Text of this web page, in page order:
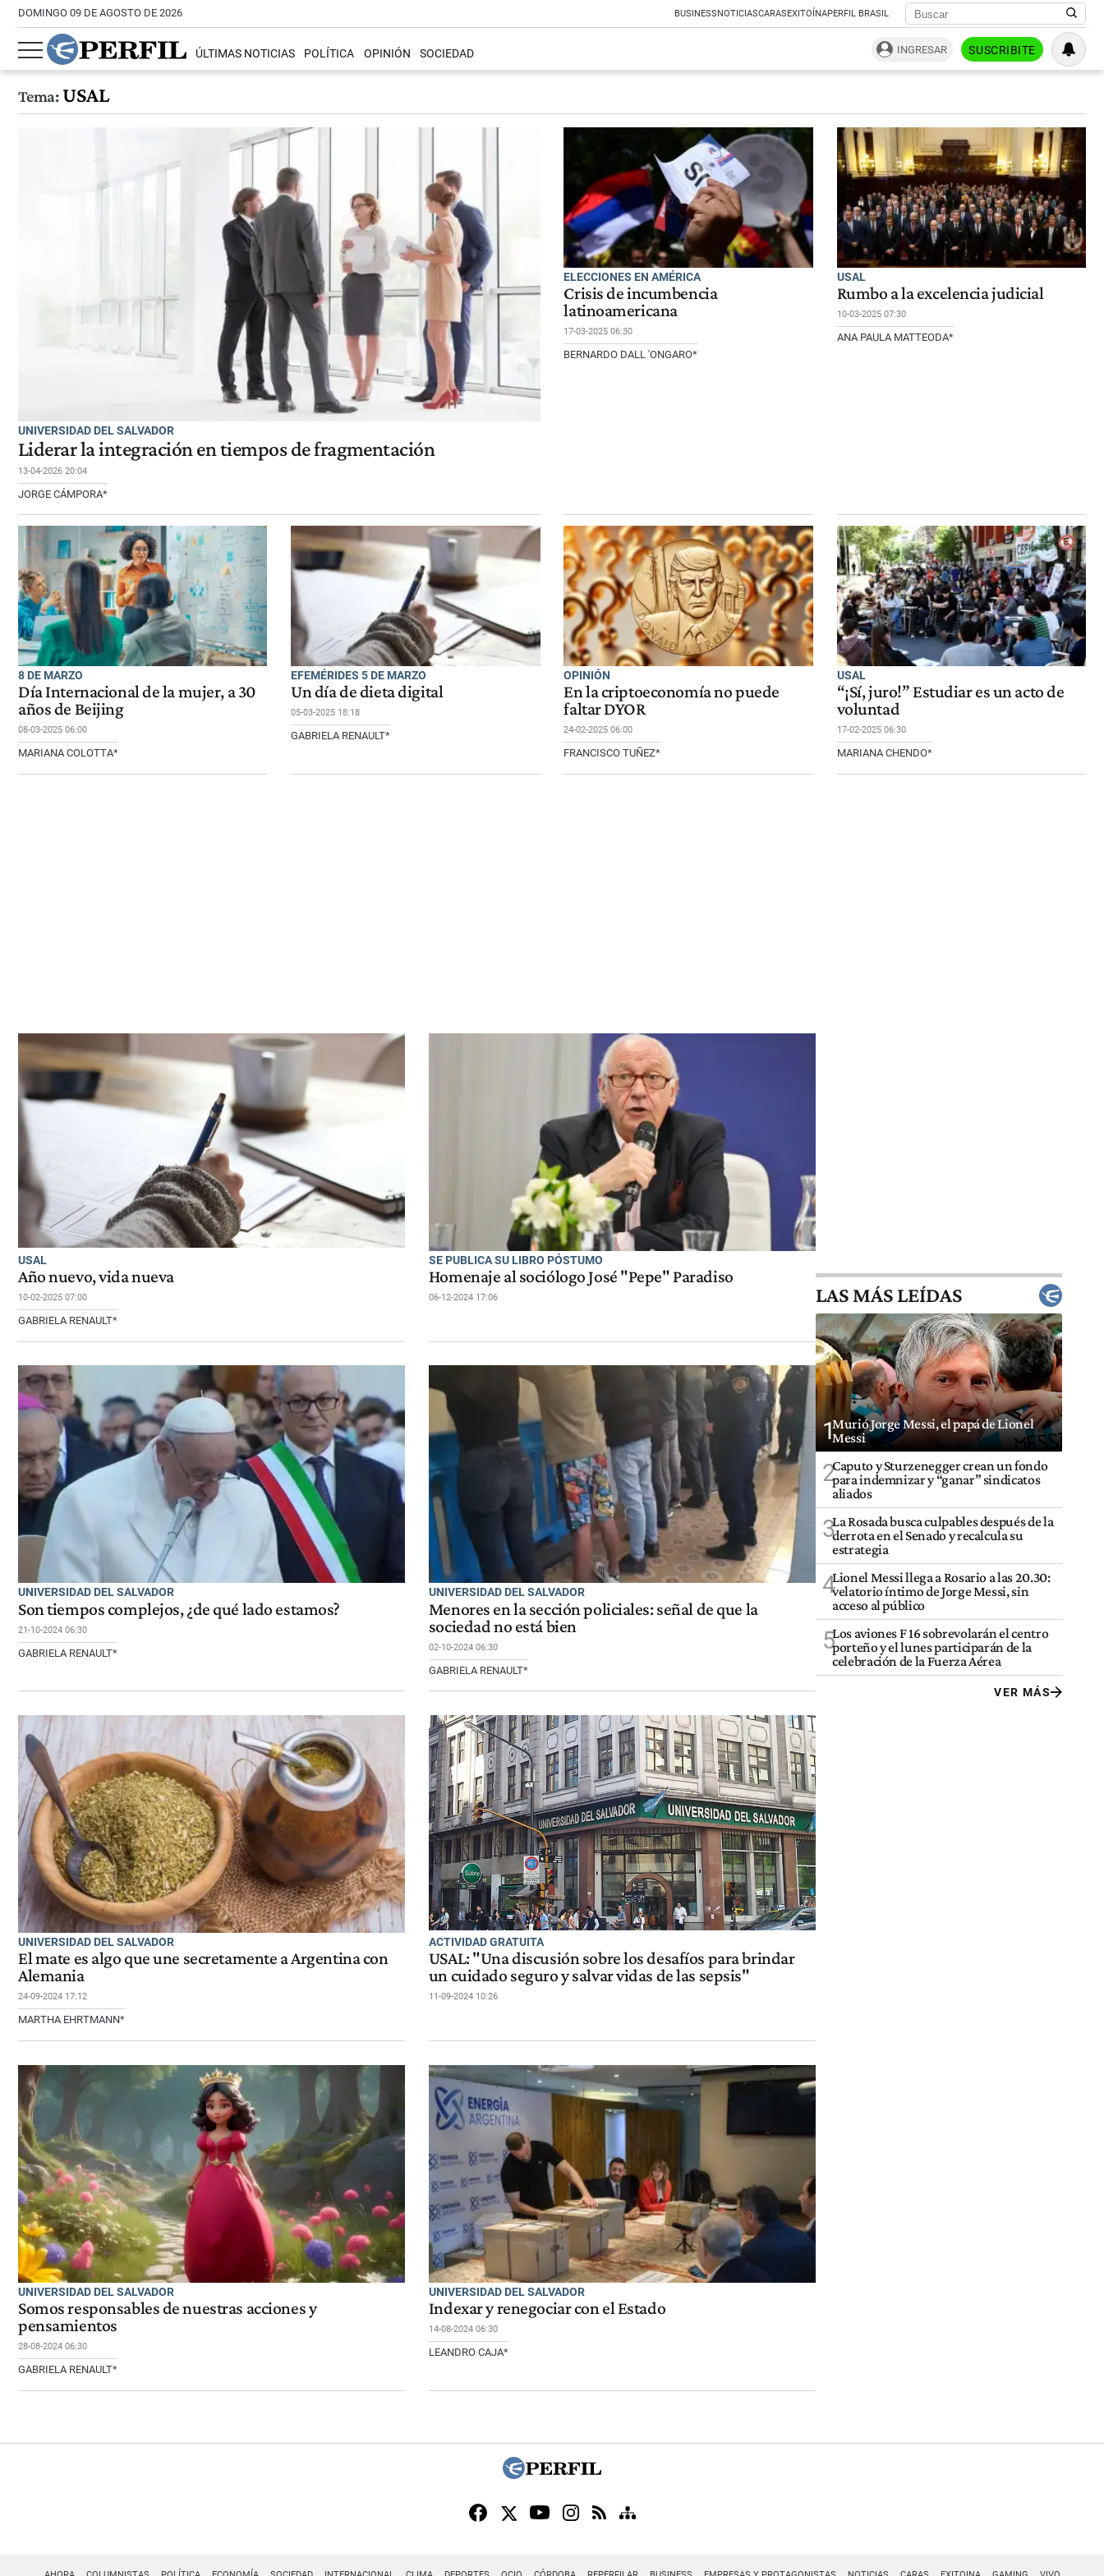
DOMINGO 09 DE AGOSTO DE 2026 BUSINESSNOTICIASCARASEXITOÍNAPERFIL BRASIL
ÚLTIMAS NOTICIAS POLÍTICA OPINIÓN SOCIEDAD INGRESAR SUSCRIBITE
Tema:USAL
UNIVERSIDAD DEL SALVADOR
Liderar la integración en tiempos de fragmentación
13-04-2026 20:04
JORGE CÁMPORA*
ELECCIONES EN AMÉRICA
Crisis de incumbencia
latinoamericana
17-03-2025 06:30
BERNARDO DALL 'ONGARO*
USAL
Rumbo a la excelencia judicial
10-03-2025 07:30
ANA PAULA MATTEODA*
8 DE MARZO
Día Internacional de la mujer, a 30
años de Beijing
08-03-2025 06:00
MARIANA COLOTTA*
EFEMÉRIDES 5 DE MARZO
Un día de dieta digital
05-03-2025 18:18
GABRIELA RENAULT*
OPINIÓN
En la criptoeconomía no puede
faltar DYOR
24-02-2025 06:00
FRANCISCO TUÑEZ*
USAL
“¡Sí, juro!” Estudiar es un acto de
voluntad
17-02-2025 06:30
MARIANA CHENDO*
USAL
Año nuevo, vida nueva
10-02-2025 07:00
GABRIELA RENAULT*
SE PUBLICA SU LIBRO PÓSTUMO
Homenaje al sociólogo José "Pepe" Paradiso
06-12-2024 17:06
UNIVERSIDAD DEL SALVADOR
Son tiempos complejos, ¿de qué lado estamos?
21-10-2024 06:30
GABRIELA RENAULT*
UNIVERSIDAD DEL SALVADOR
Menores en la sección policiales: señal de que la
sociedad no está bien
02-10-2024 06:30
GABRIELA RENAULT*
UNIVERSIDAD DEL SALVADOR
El mate es algo que une secretamente a Argentina con
Alemania
24-09-2024 17:12
MARTHA EHRTMANN*
ACTIVIDAD GRATUITA
USAL: "Una discusión sobre los desafíos para brindar
un cuidado seguro y salvar vidas de las sepsis"
11-09-2024 10:26
UNIVERSIDAD DEL SALVADOR
Somos responsables de nuestras acciones y
pensamientos
28-08-2024 06:30
GABRIELA RENAULT*
UNIVERSIDAD DEL SALVADOR
Indexar y renegociar con el Estado
14-08-2024 06:30
LEANDRO CAJA*
LAS MÁS LEÍDAS
1Murió Jorge Messi, el papá de Lionel
Messi
2Caputo y Sturzenegger crean un fondo
para indemnizar y “ganar” sindicatos
aliados
3La Rosada busca culpables después de la
derrota en el Senado y recalcula su
estrategia
4Lionel Messi llega a Rosario a las 20.30:
velatorio íntimo de Jorge Messi, sin
acceso al público
5Los aviones F 16 sobrevolarán el centro
porteño y el lunes participarán de la
celebración de la Fuerza Aérea
VER MÁS